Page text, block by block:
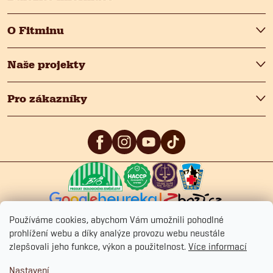
Používáme cookies, abychom Vám umožnili pohodlné
prohlížení webu a díky analýze provozu webu neustále
zlepšovali jeho funkce, výkon a použitelnost. Více informací
Nastavení
i
s
u
O Fitminu
Naše projekty
Pro zákazníky
5 4.9 /5 4.9